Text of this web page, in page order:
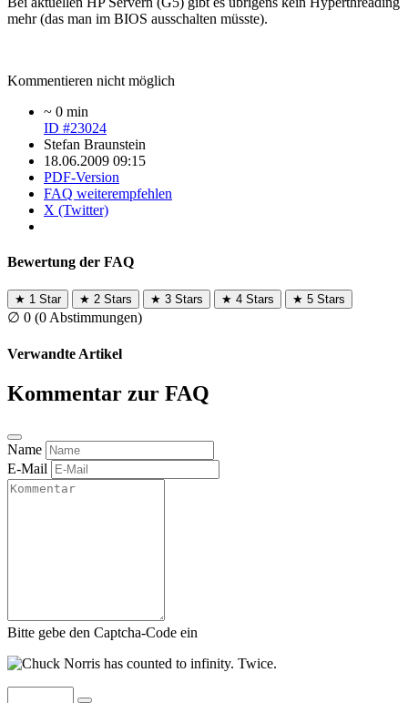
mehr (das man im BIOS ausschalten müsste).
Kommentieren nicht möglich
~ 0 min
ID #23024
Stefan Braunstein
18.06.2009 09:15
PDF-Version
FAQ weiterempfehlen
X (Twitter)
Bewertung der FAQ
★ 1 Star ★ 2 Stars ★ 3 Stars ★ 4 Stars ★ 5 Stars
∅ 0 (0 Abstimmungen)
Verwandte Artikel
Kommentar zur FAQ
Name
E-Mail
Bitte gebe den Captcha-Code ein